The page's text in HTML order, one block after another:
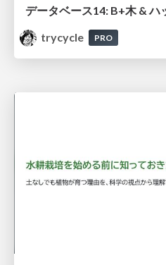
データベース14: B+木 & ハ
trycycle
PRO